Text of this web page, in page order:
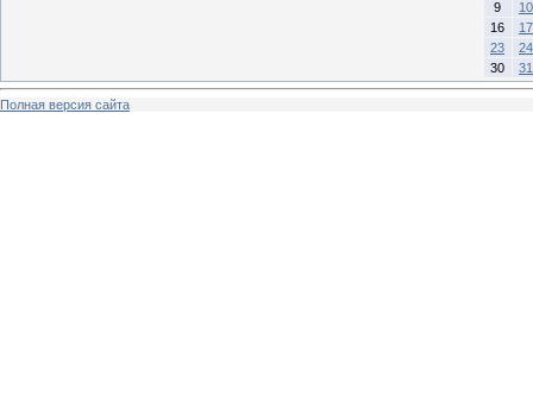
9
10
16
17
23
24
30
31
Полная версия сайта